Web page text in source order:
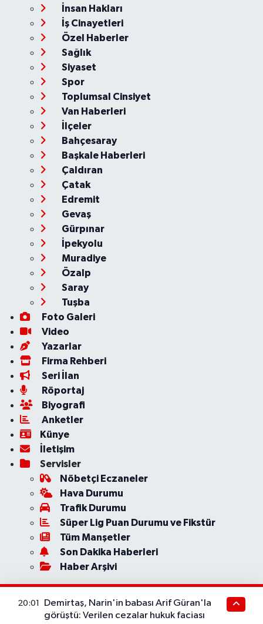
İnsan Hakları
İş Cinayetleri
Özel Haberler
Sağlık
Siyaset
Spor
Toplumsal Cinsiyet
Van Haberleri
İlçeler
Bahçesaray
Başkale Haberleri
Çaldıran
Çatak
Edremit
Gevaş
Gürpınar
İpekyolu
Muradiye
Özalp
Saray
Tuşba
Foto Galeri
Video
Yazarlar
Firma Rehberi
Seri İlan
Röportaj
Biyografi
Anketler
Künye
İletişim
Servisler
Nöbetçi Eczaneler
Hava Durumu
Trafik Durumu
Süper Lig Puan Durumu ve Fikstür
Tüm Manşetler
Son Dakika Haberleri
Haber Arşivi
20:01
Demirtaş, Narin'in babası Arif Güran'la
görüştü: Verilen cezalar hukuk faciası